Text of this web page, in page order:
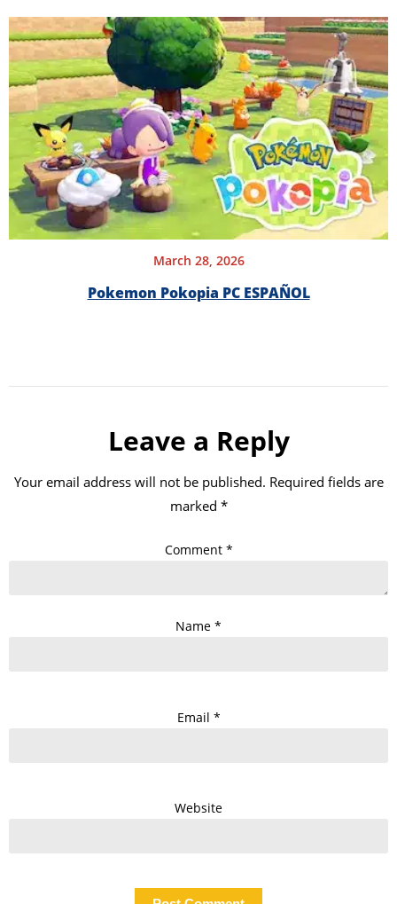
March 28, 2026
Pokemon Pokopia PC ESPAÑOL
Leave a Reply
Your email address will not be published. Required fields are
marked *
Comment *
Name *
Email *
Website